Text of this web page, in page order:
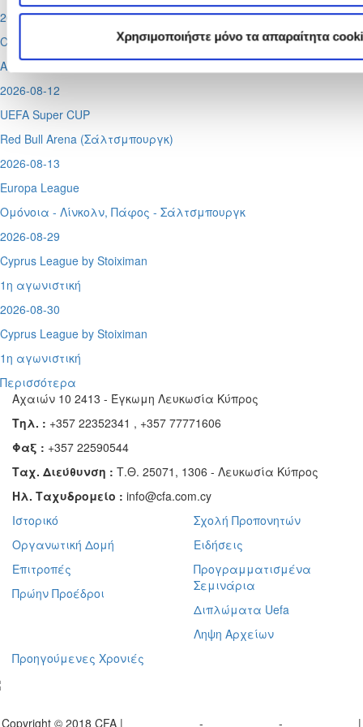
Χρησιμοποιήστε μόνο τα απαραίτητα
2026-08-11
Conference League
Απόλλων - Μπραν
2026-08-12
UEFA Super CUP
Red Bull Arena (Σάλτσμπουργκ)
2026-08-13
Europa League
Ομόνοια - Λίνκολν, Πάφος - Σάλτσμπουργκ
2026-08-29
Cyprus League by Stoiximan
1η αγωνιστική
2026-08-30
Cyprus League by Stoiximan
1η αγωνιστική
Περισσότερα
Αχαιών 10 2413 - Έγκωμη Λευκωσία Κύπρος
Τηλ. : +357 22352341 , +357 77771606
Φαξ : +357 22590544
Ταχ. Διεύθυνση : Τ.Θ. 25071, 1306 - Λευκωσία Κύπρος
Ηλ. Ταχυδρομείο : info@cfa.com.cy
Ιστορικό
Οργανωτική Δομή
Επιτροπές
Πρώην Προέδροι
Σχολή Προπονητών
Ειδήσεις
Προγραμματισμένα
Σεμινάρια
Διπλώματα Uefa
Ληψη Αρχείων
Προηγούμενες Χρονιές
Copyright © 2018 CFA | - - |